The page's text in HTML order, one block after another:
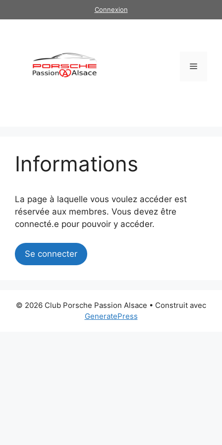
au
Connexion
Menu
Informations
La page à laquelle vous voulez accéder est
réservée aux membres. Vous devez être
connecté.e pour pouvoir y accéder.
Se connecter
© 2026 Club Porsche Passion Alsace • Construit avec
GeneratePress